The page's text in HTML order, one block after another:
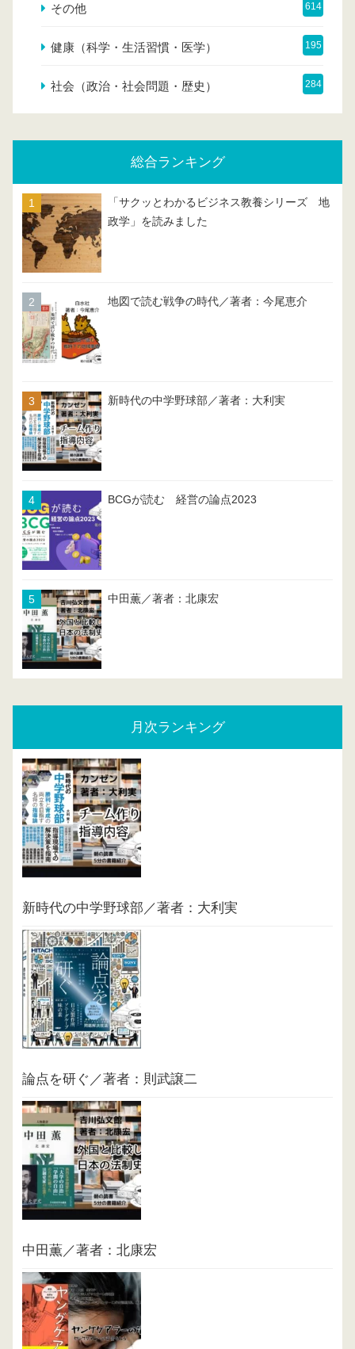
その他 614
健康（科学・生活習慣・医学） 195
社会（政治・社会問題・歴史） 284
総合ランキング
「サクッとわかるビジネス教養シリーズ 地
政学」を読みました
地図で読む戦争の時代／著者：今尾恵介
新時代の中学野球部／著者：大利実
BCGが読む 経営の論点2023
中田薫／著者：北康宏
月次ランキング
新時代の中学野球部／著者：大利実
論点を研ぐ／著者：則武譲二
中田薫／著者：北康宏